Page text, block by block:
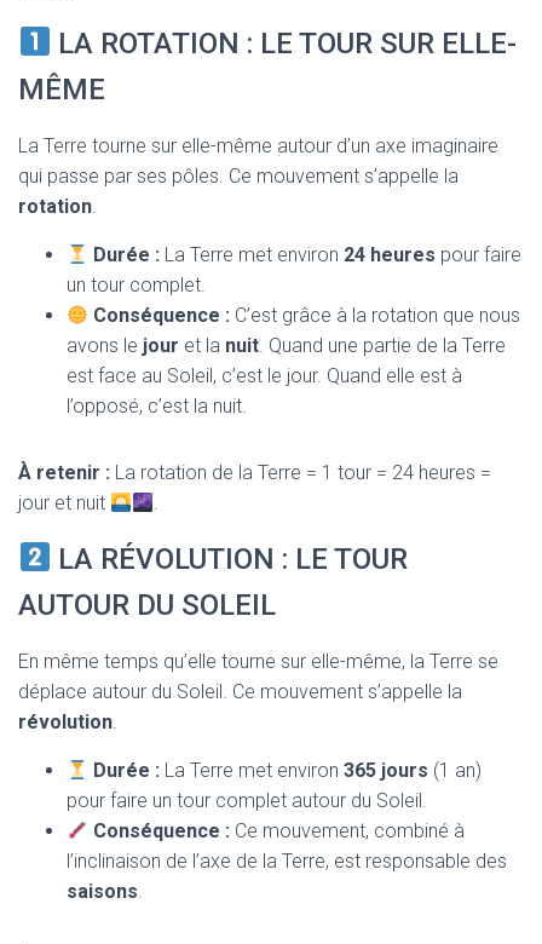
LA ROTATION : LE TOUR SUR ELLE-
MÊME
La Terre tourne sur elle-même autour d’un axe imaginaire
qui passe par ses pôles. Ce mouvement s’appelle la
rotation.
Durée : La Terre met environ 24 heures pour faire
un tour complet.
Conséquence : C’est grâce à la rotation que nous
avons le jour et la nuit. Quand une partie de la Terre
est face au Soleil, c’est le jour. Quand elle est à
l’opposé, c’est la nuit.
À retenir : La rotation de la Terre = 1 tour = 24 heures =
jour et nuit
.
LA RÉVOLUTION : LE TOUR
AUTOUR DU SOLEIL
En même temps qu’elle tourne sur elle-même, la Terre se
déplace autour du Soleil. Ce mouvement s’appelle la
révolution.
Durée : La Terre met environ365 jours (1 an)
pour faire un tour complet autour du Soleil.
Conséquence : Ce mouvement, combiné à
l’inclinaison de l’axe de la Terre, est responsable des
saisons.